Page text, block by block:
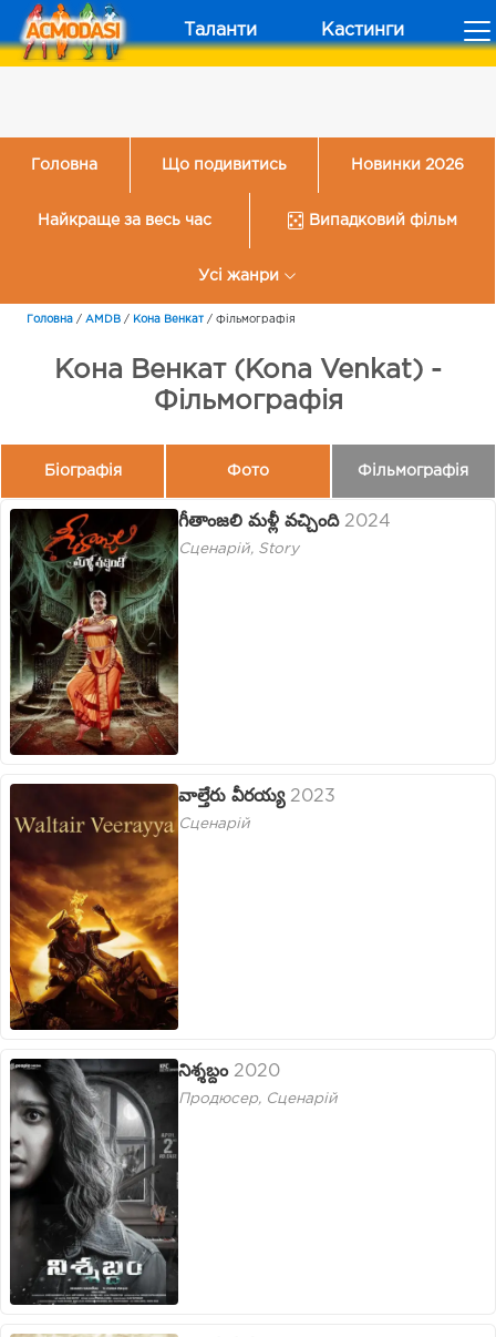
Таланти Кастинги
Головна Що подивитись Новинки 2026
Найкраще за весь час Випадковий фільм
Усі жанри
Головна / AMDB / Кона Венкат / Фільмографія
Кона Венкат (Kona Venkat) -
Фільмографія
Біографія Фото Фільмографія
గీతాంజలి మళ్లీ వచ్చింది 2024
Сценарій, Story
వాల్తేరు వీరయ్య 2023
Сценарій
నిశ్శబ్దం 2020
Продюсер, Сценарій